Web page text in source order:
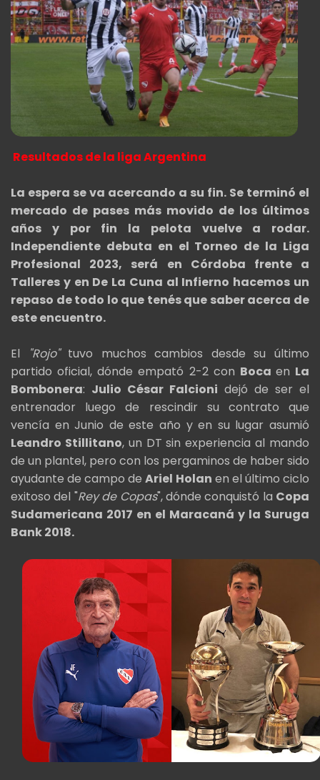
Resultados de la liga Argentina
La espera se va acercando a su fin. Se terminó el
mercado de pases más movido de los últimos
años y por fin la pelota vuelve a rodar.
Independiente debuta en el Torneo de la Liga
Profesional 2023, será en Córdoba frente a
Talleres y en De La Cuna al Infierno hacemos un
repaso de todo lo que tenés que saber acerca de
este encuentro.
El "Rojo"tuvo muchos cambios desde su último
partido oficial, dónde empató 2-2 con Boca en La
Bombonera: Julio César Falcioni dejó de ser el
entrenador luego de rescindir su contrato que
vencía en Junio de este año y en su lugar asumió
Leandro Stillitano, un DT sin experiencia al mando
de un plantel, pero con los pergaminos de haber sido
ayudante de campo deAriel Holan en el último ciclo
exitoso del "Rey de Copas", dónde conquistó la Copa
Sudamericana 2017 en el Maracaná y la Suruga
Bank 2018.